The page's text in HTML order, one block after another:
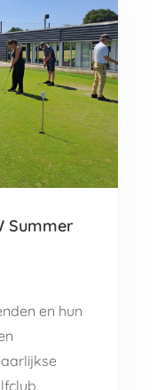
Summer
en hun